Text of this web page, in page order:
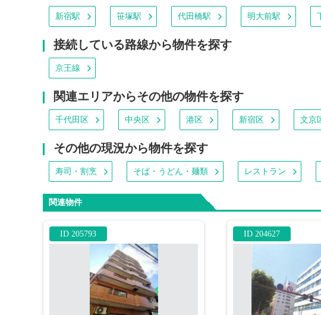
新宿駅 笹塚駅 代田橋駅 明大前駅
接続している路線から物件を探す
京王線
関連エリアからその他の物件を探す
千代田区 中央区 港区 新宿区 文京
その他の現況から物件を探す
寿司・割烹 そば・うどん・麺類 レストラン
関連物件
ID 205793 ID 204627